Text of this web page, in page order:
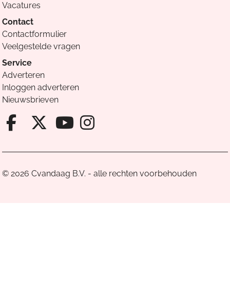
Vacatures
Contact
Contactformulier
Veelgestelde vragen
Service
Adverteren
Inloggen adverteren
Nieuwsbrieven
Facebook van Cvandaag
X van Cvandaag
Instagram van
© 2026 Cvandaag B.V. - alle rechten voorbehouden